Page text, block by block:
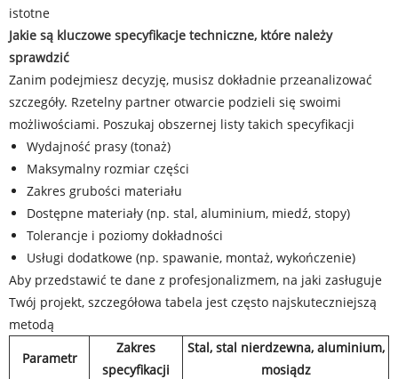
istotne
Jakie są kluczowe specyfikacje techniczne, które należy
sprawdzić
Zanim podejmiesz decyzję, musisz dokładnie przeanalizować
szczegóły. Rzetelny partner otwarcie podzieli się swoimi
możliwościami. Poszukaj obszernej listy takich specyfikacji
Wydajność prasy (tonaż)
Maksymalny rozmiar części
Zakres grubości materiału
Dostępne materiały (np. stal, aluminium, miedź, stopy)
Tolerancje i poziomy dokładności
Usługi dodatkowe (np. spawanie, montaż, wykończenie)
Aby przedstawić te dane z profesjonalizmem, na jaki zasługuje
Twój projekt, szczegółowa tabela jest często najskuteczniejszą
metodą
Parametr
Zakres
specyfikacji
Stal, stal nierdzewna, aluminium,
mosiądz